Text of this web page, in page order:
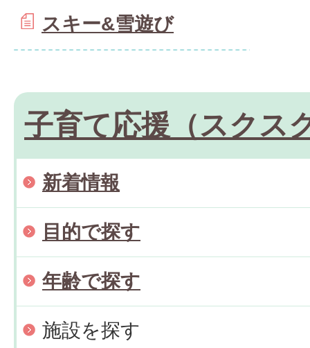
スキー&雪遊び
子育て応援（スクス
新着情報
目的で探す
年齢で探す
施設を探す